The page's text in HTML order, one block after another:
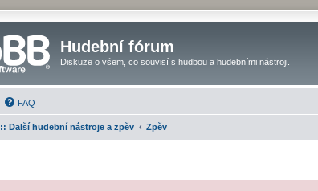
Hudební fórum
Diskuze o všem, co souvisí s hudbou a hudebními nástroji.
FAQ
:: Další hudební nástroje a zpěv Zpěv